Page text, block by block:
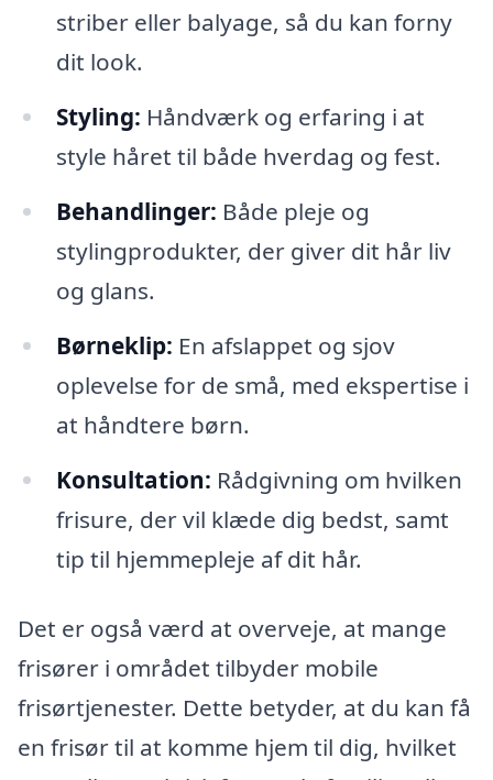
striber eller balyage, så du kan forny
dit look.
Styling: Håndværk og erfaring i at
style håret til både hverdag og fest.
Behandlinger: Både pleje og
stylingprodukter, der giver dit hår liv
og glans.
Børneklip: En afslappet og sjov
oplevelse for de små, med ekspertise i
at håndtere børn.
Konsultation: Rådgivning om hvilken
frisure, der vil klæde dig bedst, samt
tip til hjemmepleje af dit hår.
Det er også værd at overveje, at mange
frisører i området tilbyder mobile
frisørtjenester. Dette betyder, at du kan få
en frisør til at komme hjem til dig, hvilket